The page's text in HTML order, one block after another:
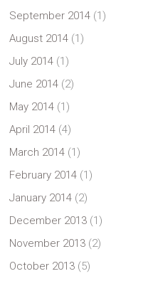
September 2014 (1)
August 2014 (1)
July 2014 (1)
June 2014 (2)
May 2014 (1)
April 2014 (4)
March 2014 (1)
February 2014 (1)
January 2014 (2)
December 2013 (1)
November 2013 (2)
October 2013 (5)